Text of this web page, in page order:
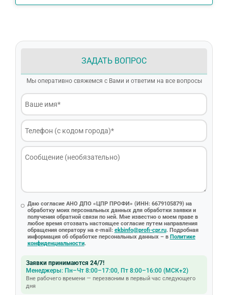
ЗАДАТЬ ВОПРОС
Мы оперативно свяжемся с Вами и ответим на все вопросы
Даю согласие АНО ДПО «ЦПР ПРОФИ» (ИНН: 6679105879) на
обработку моих персональных данных для обработки заявки и
получения обратной связи по ней. Мне известно о моем праве в
любое время отозвать настоящее согласие путем направления
обращения оператору на e-mail: ekbinfo@profi-cpr.ru. Подробная
информация об обработке персональных данных – в Политике
конфиденциальности.
Заявки принимаются 24/7!
Менеджеры: Пн–Чт 8:00–17:00, Пт 8:00–16:00 (МСК+2)
Вне рабочего времени — перезвоним в первый час следующего
дня